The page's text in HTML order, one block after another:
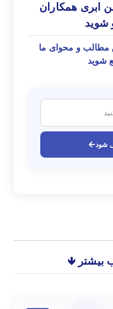
ابری همکاران
شوید
مطالب و محوای ما
شوید
شود
بیشتر 🡻